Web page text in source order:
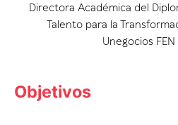
Directora Académica del
Talento para la
Unegocios FEN
Objetivos